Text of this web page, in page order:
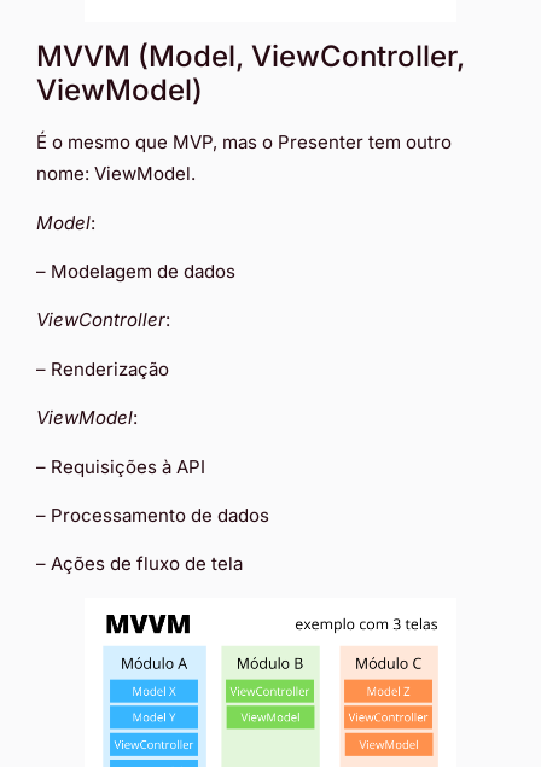
MVVM (Model, ViewController,
ViewModel)
É o mesmo que MVP, mas o Presenter tem outro
nome: ViewModel.
Model:
– Modelagem de dados
ViewController:
– Renderização
ViewModel:
– Requisições à API
– Processamento de dados
– Ações de fluxo de tela